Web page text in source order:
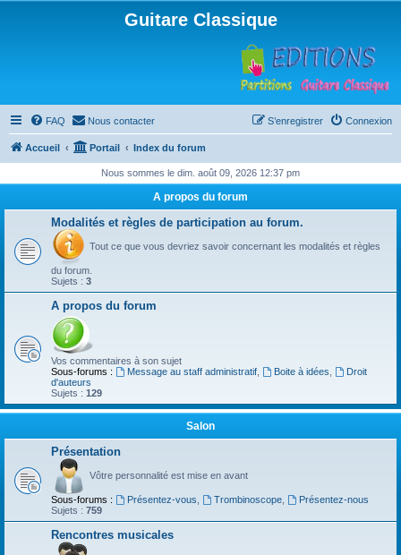
Guitare Classique
FAQ Nous contacter Connexion
S’enregistrer
Accueil Portail Index du forum
Nous sommes le dim. août 09, 2026 12:37 pm
A propos du forum
Modalités et règles de participation au forum.
Tout ce que vous devriez savoir concernant les modalités et règles
du forum.
Sujets : 3
A propos du forum
Vos commentaires à son sujet
Sous-forums :
Message au staff administratif, Boite à idées
Droit
d'auteurs
Sujets : 129
Salon
Présentation
Vôtre personnalité est mise en avant
Sous-forums : Présentez-vous Trombinoscope,
Présentez-nous
Sujets : 759
Rencontres musicales